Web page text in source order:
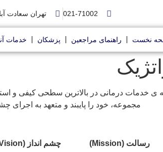
021-71002 تهران سعادت
نخست راهنمای مراجعین پزشکان خدمات
ی خدمات درمانی در بالاترین سطحی کیفی و
مجموعه، خود را پایبند و متعهد به اجرای
رسالت (Mission) چشم انداز (Vision)